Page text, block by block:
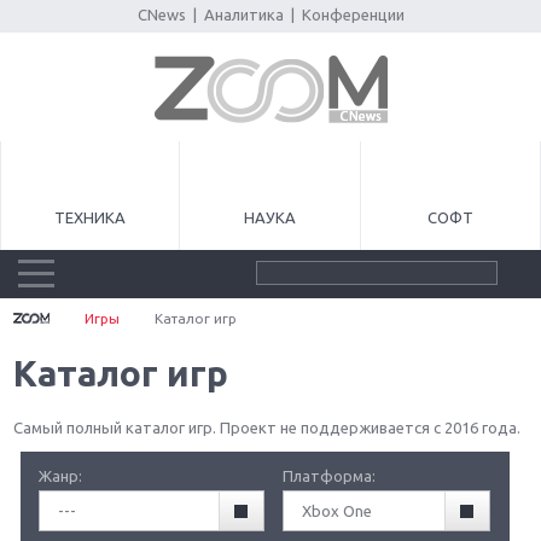
CNews Аналитика Конференции
ТЕХНИКА НАУКА СОФТ
Игры Каталог игр
Каталог игр
Самый полный каталог игр. Проект не поддерживается с 2016 года.
Жанр:
---
Платформа:
Xbox One